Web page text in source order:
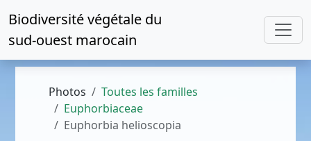
Biodiversité végétale du
sud-ouest marocain
Photos
Toutes les familles
Euphorbiaceae
Euphorbia helioscopia